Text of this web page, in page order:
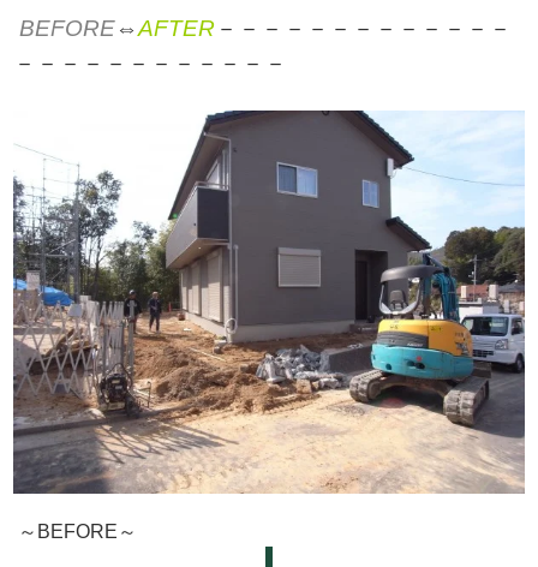
BEFORE⇔AFTER －－－－－－－－－－－－－
－－－－－－－－－－－－
～BEFORE～